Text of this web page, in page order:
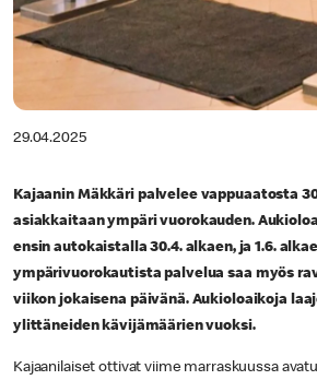
29.04.2025
Kajaanin Mäkkäri palvelee vappuaatosta
asiakkaitaan ympäri vuorokauden.
ensin autokaistalla 30.4. alkaen, ja 1.6.
ympärivuorokautista palvelua saa myös
viikon jokaisena päivänä. Aukioloaikoja
ylittäneiden kävijämäärien vuoksi.
Kajaanilaiset ottivat viime marraskuussa